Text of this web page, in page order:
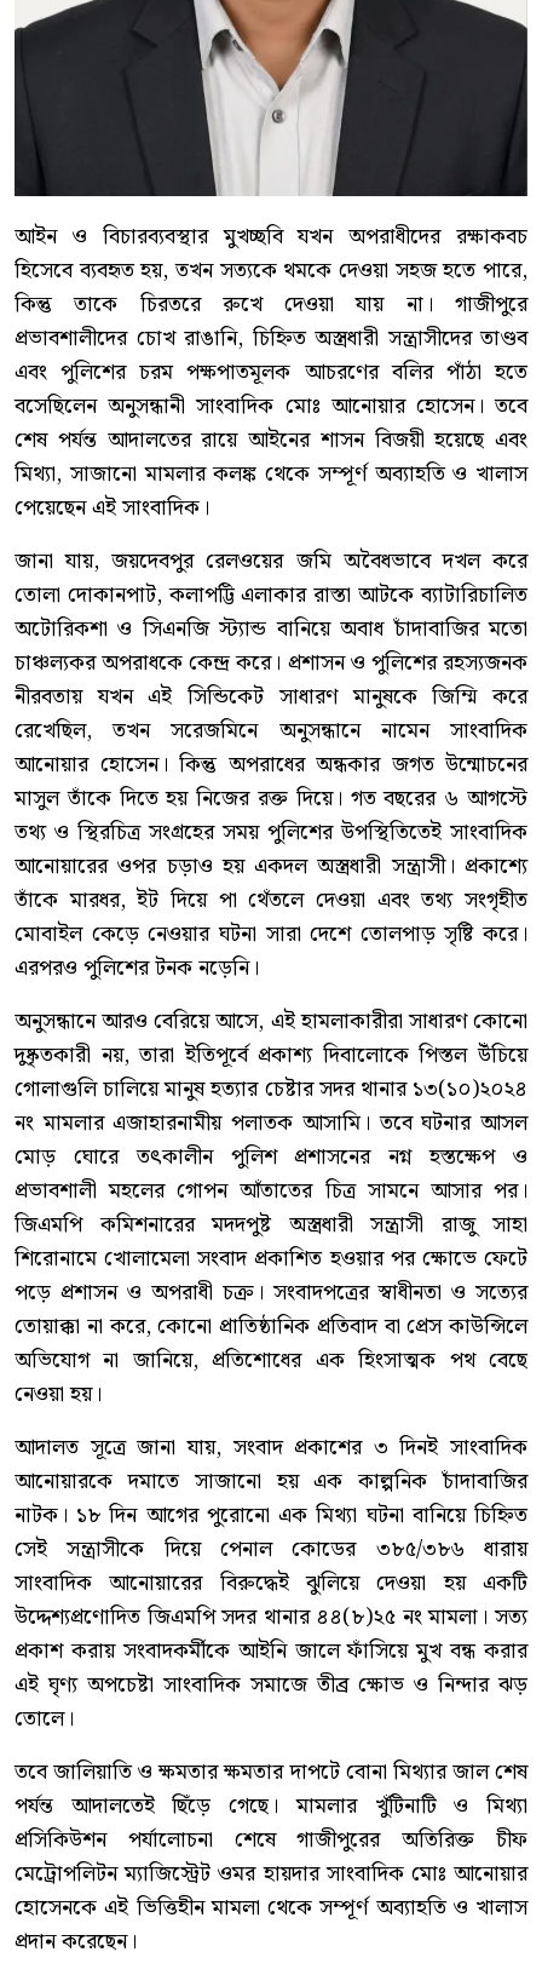
আইন ও বিচারব্যবস্থার মুখচ্ছবি যখন অপরাধীদের রক্ষাকবচ
হিসেবে ব্যবহৃত হয়, তখন সত্যকে থমকে দেওয়া সহজ হতে পারে,
কিন্তু তাকে চিরতরে রুখে দেওয়া যায় না। গাজীপুরে
প্রভাবশালীদের চোখ রাঙানি, চিহ্নিত অস্ত্রধারী সন্ত্রাসীদের তাণ্ডব
এবং পুলিশের চরম পক্ষপাতমূলক আচরণের বলির পাঁঠা হতে
বসেছিলেন অনুসন্ধানী সাংবাদিক মোঃ আনোয়ার হোসেন। তবে
শেষ পর্যন্ত আদালতের রায়ে আইনের শাসন বিজয়ী হয়েছে এবং
মিথ্যা, সাজানো মামলার কলঙ্ক থেকে সম্পূর্ণ অব্যাহতি ও খালাস
পেয়েছেন এই সাংবাদিক।
জানা যায়, জয়দেবপুর রেলওয়ের জমি অবৈধভাবে দখল করে
তোলা দোকানপাট, কলাপট্টি এলাকার রাস্তা আটকে ব্যাটারিচালিত
অটোরিকশা ও সিএনজি স্ট্যান্ড বানিয়ে অবাধ চাঁদাবাজির মতো
চাঞ্চল্যকর অপরাধকে কেন্দ্র করে। প্রশাসন ও পুলিশের রহস্যজনক
নীরবতায় যখন এই সিন্ডিকেট সাধারণ মানুষকে জিম্মি করে
রেখেছিল, তখন সরেজমিনে অনুসন্ধানে নামেন সাংবাদিক
আনোয়ার হোসেন। কিন্তু অপরাধের অন্ধকার জগত উন্মোচনের
মাসুল তাঁকে দিতে হয় নিজের রক্ত দিয়ে। গত বছরের ৬ আগস্টে
তথ্য ও স্থিরচিত্র সংগ্রহের সময় পুলিশের উপস্থিতিতেই সাংবাদিক
আনোয়ারের ওপর চড়াও হয় একদল অস্ত্রধারী সন্ত্রাসী। প্রকাশ্যে
তাঁকে মারধর, ইট দিয়ে পা থেঁতলে দেওয়া এবং তথ্য সংগৃহীত
মোবাইল কেড়ে নেওয়ার ঘটনা সারা দেশে তোলপাড় সৃষ্টি করে।
এরপরও পুলিশের টনক নড়েনি।
অনুসন্ধানে আরও বেরিয়ে আসে, এই হামলাকারীরা সাধারণ কোনো
দুষ্কৃতকারী নয়, তারা ইতিপূর্বে প্রকাশ্য দিবালোকে পিস্তল উঁচিয়ে
গোলাগুলি চালিয়ে মানুষ হত্যার চেষ্টার সদর থানার ১৩(১০)২০২৪
নং মামলার এজাহারনামীয় পলাতক আসামি। তবে ঘটনার আসল
মোড় ঘোরে তৎকালীন পুলিশ প্রশাসনের নগ্ন হস্তক্ষেপ ও
প্রভাবশালী মহলের গোপন আঁতাতের চিত্র সামনে আসার পর।
জিএমপি কমিশনারের মদদপুষ্ট অস্ত্রধারী সন্ত্রাসী রাজু সাহা
শিরোনামে খোলামেলা সংবাদ প্রকাশিত হওয়ার পর ক্ষোভে ফেটে
পড়ে প্রশাসন ও অপরাধী চক্র। সংবাদপত্রের স্বাধীনতা ও সত্যের
তোয়াক্কা না করে, কোনো প্রাতিষ্ঠানিক প্রতিবাদ বা প্রেস কাউন্সিলে
অভিযোগ না জানিয়ে, প্রতিশোধের এক হিংসাত্মক পথ বেছে
নেওয়া হয়।
আদালত সূত্রে জানা যায়, সংবাদ প্রকাশের ৩ দিনই সাংবাদিক
আনোয়ারকে দমাতে সাজানো হয় এক কাল্পনিক চাঁদাবাজির
নাটক। ১৮ দিন আগের পুরোনো এক মিথ্যা ঘটনা বানিয়ে চিহ্নিত
সেই সন্ত্রাসীকে দিয়ে পেনাল কোডের ৩৮৫/৩৮৬ ধারায়
সাংবাদিক আনোয়ারের বিরুদ্ধেই ঝুলিয়ে দেওয়া হয় একটি
উদ্দেশ্যপ্রণোদিত জিএমপি সদর থানার ৪৪(৮)২৫ নং মামলা। সত্য
প্রকাশ করায় সংবাদকর্মীকে আইনি জালে ফাঁসিয়ে মুখ বন্ধ করার
এই ঘৃণ্য অপচেষ্টা সাংবাদিক সমাজে তীব্র ক্ষোভ ও নিন্দার ঝড়
তোলে।
তবে জালিয়াতি ও ক্ষমতার ক্ষমতার দাপটে বোনা মিথ্যার জাল শেষ
পর্যন্ত আদালতেই ছিঁড়ে গেছে। মামলার খুঁটিনাটি ও মিথ্যা
প্রসিকিউশন পর্যালোচনা শেষে গাজীপুরের অতিরিক্ত চীফ
মেট্রোপলিটন ম্যাজিস্ট্রেট ওমর হায়দার সাংবাদিক মোঃ আনোয়ার
হোসেনকে এই ভিত্তিহীন মামলা থেকে সম্পূর্ণ অব্যাহতি ও খালাস
প্রদান করেছেন।